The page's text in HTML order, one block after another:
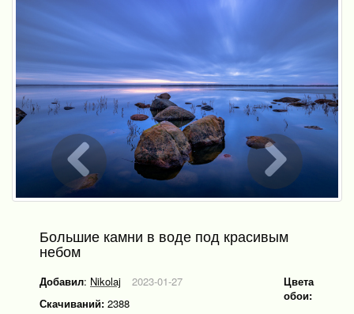
Большие камни в воде под красивым
небом
Добавил: Nikolaj
2023-01-27
Скачиваний: 2388
Цвета
обои: